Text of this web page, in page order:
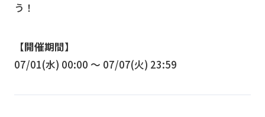
う！
【開催期間】
07/01(水) 00:00 〜 07/07(火) 23:59